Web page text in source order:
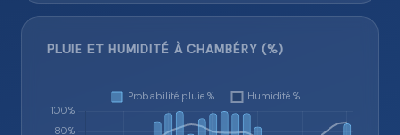
PLUIE ET HUMIDITÉ À CHAMBÉRY (%)